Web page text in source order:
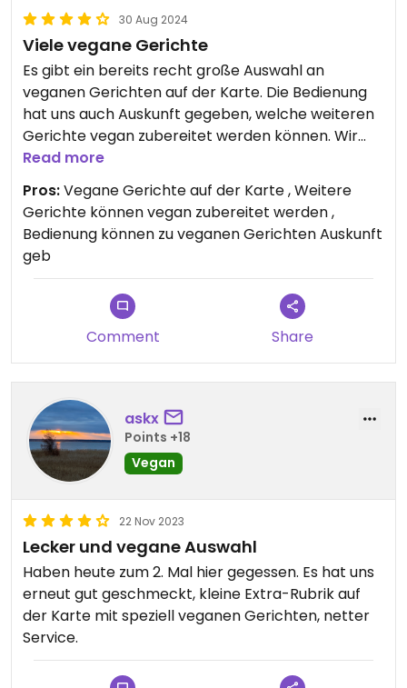
30 Aug 2024
Viele vegane Gerichte
Es gibt ein bereits recht große Auswahl an
veganen Gerichten auf der Karte. Die Bedienung
hat uns auch Auskunft gegeben, welche weiteren
Gerichte vegan zubereitet werden können. Wir
hatten aus Versehen eine Vorspeise bestellt, die
nicht vegan ist. Darauf wurden wir aufmerksam
gemacht und konnten die Bestellung ändern.
Read more
Pros:Vegane Gerichte auf der Karte , Weitere
Gerichte können vegan zubereitet werden ,
Bedienung können zu veganen Gerichten Auskunft
geb
Comment Share
askx
Points +18
Vegan
22 Nov 2023
Lecker und vegane Auswahl
Haben heute zum 2. Mal hier gegessen. Es hat uns
erneut gut geschmeckt, kleine Extra-Rubrik auf
der Karte mit speziell veganen Gerichten, netter
Service.